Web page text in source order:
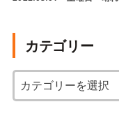
カテゴリー